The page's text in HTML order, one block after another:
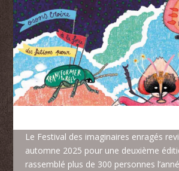
Le Festival des imaginaires enragés
automne 2025 pour une deuxième
rassemblé plus de 300 personnes